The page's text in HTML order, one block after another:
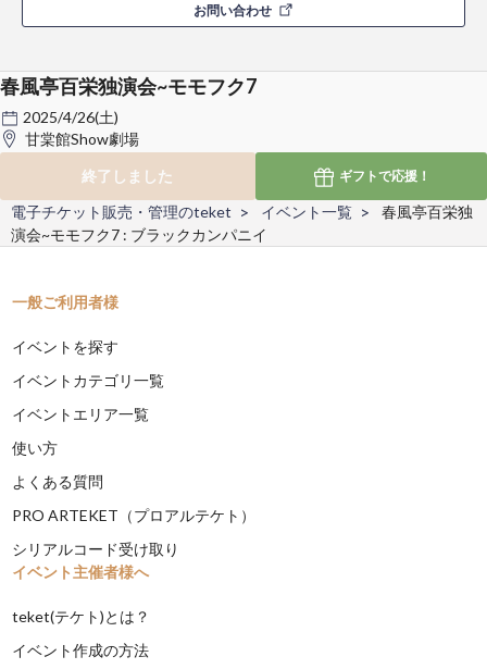
お問い合わせ
春風亭百栄独演会~モモフク7
2025/4/26(土)
甘棠館Show劇場
終了しました
ギフトで応援！
電子チケット販売・管理のteket イベント一覧
春風亭百栄独
演会~モモフク7 : ブラックカンパニイ
一般ご利用者様
イベントを探す
イベントカテゴリ一覧
イベントエリア一覧
使い方
よくある質問
PRO ARTEKET（プロアルテケト）
シリアルコード受け取り
イベント主催者様へ
teket(テケト)とは？
イベント作成の方法